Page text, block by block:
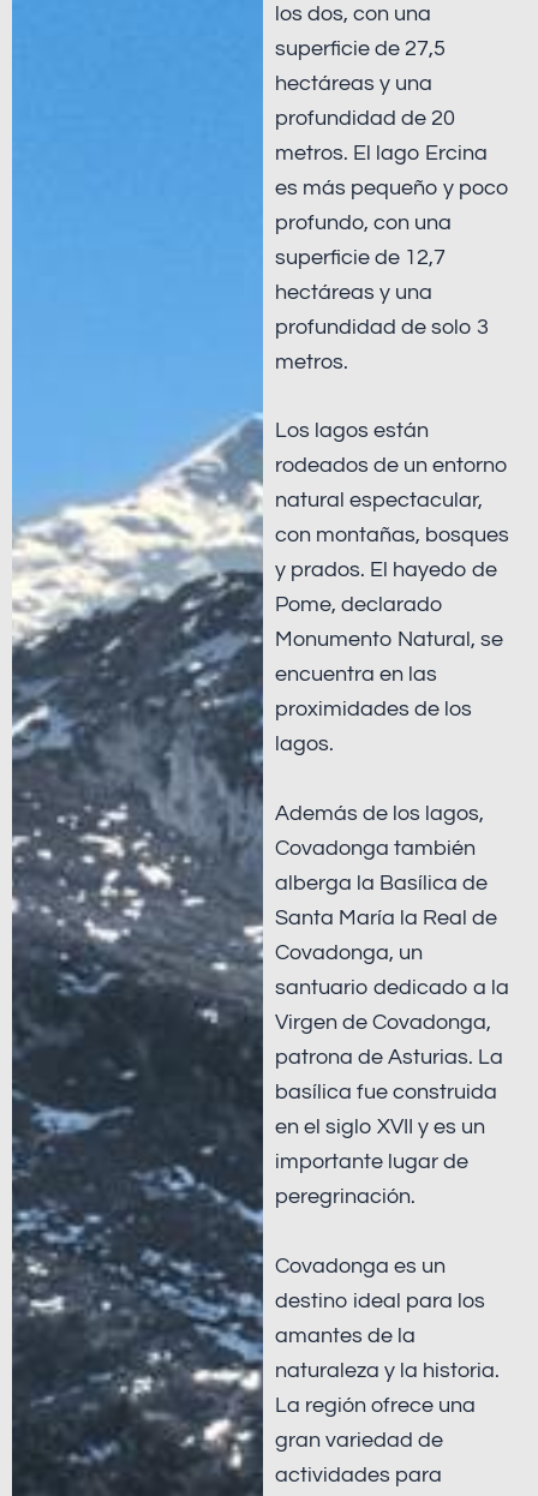
los dos, con una
superficie de 27,5
hectáreas y una
profundidad de 20
metros. El lago Ercina
es más pequeño y poco
profundo, con una
superficie de 12,7
hectáreas y una
profundidad de solo 3
metros.
Los lagos están
rodeados de un entorno
natural espectacular,
con montañas, bosques
y prados. El hayedo de
Pome, declarado
Monumento Natural, se
encuentra en las
proximidades de los
lagos.
Además de los lagos,
Covadonga también
alberga la Basílica de
Santa María la Real de
Covadonga, un
santuario dedicado a la
Virgen de Covadonga,
patrona de Asturias. La
basílica fue construida
en el siglo XVII y es un
importante lugar de
peregrinación.
Covadonga es un
destino ideal para los
amantes de la
naturaleza y la historia.
La región ofrece una
gran variedad de
actividades para